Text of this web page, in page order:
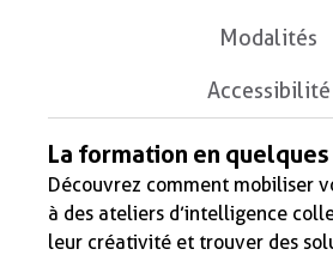
Modalités
Accessibilité
La formation en
Découvrez comment mobiliser
à des ateliers d’intelligence
leur créativité et trouver des